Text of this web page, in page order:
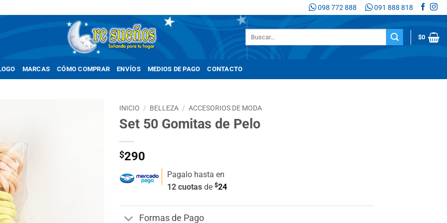
098 772 888 091 888 818
$0
MARCAS CÓMO COMPRAR ENVÍOS MEDIOS DE PAGO CONTACTO
deseos
INICIO / BELLEZA / ACCESORIOS DE MODA
Set 50 Gomitas de Pelo
$290
Pagalo hasta en
12 cuotas de $24
Formas de Pago